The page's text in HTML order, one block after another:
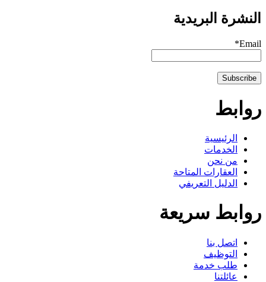
النشرة البريدية
Email*
روابط
الرئيسية
الخدمات
من نحن
العقارات المتاحة
الدليل التعريفي
روابط سريعة
اتصل بنا
التوظيف
طلب خدمة
عائلتنا